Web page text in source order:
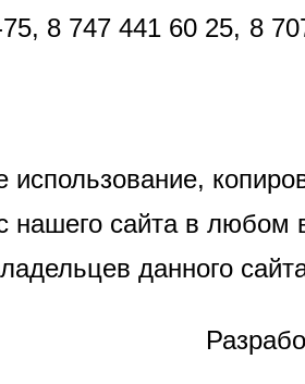
8 747 441 60 25, 8
использование,
сайта в любом
данного